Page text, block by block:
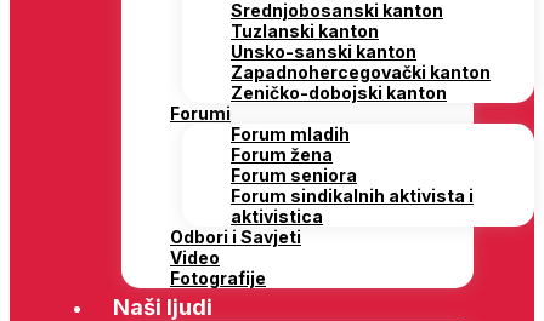
Srednjobosanski kanton
Tuzlanski kanton
Unsko-sanski kanton
Zapadnohercegovački kanton
Zeničko-dobojski kanton
Forumi
Forum mladih
Forum žena
Forum seniora
Forum sindikalnih aktivista i
aktivistica
Odbori i Savjeti
Video
Fotografije
Naši ljudi